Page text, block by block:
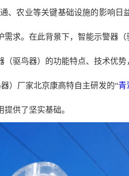
、农业等关键基础设施的影响
求。在此背景下，智能示警器
驱鸟器）的功能特点、技术优
）厂家北京康高特自主研发的“青
供了坚实基础。